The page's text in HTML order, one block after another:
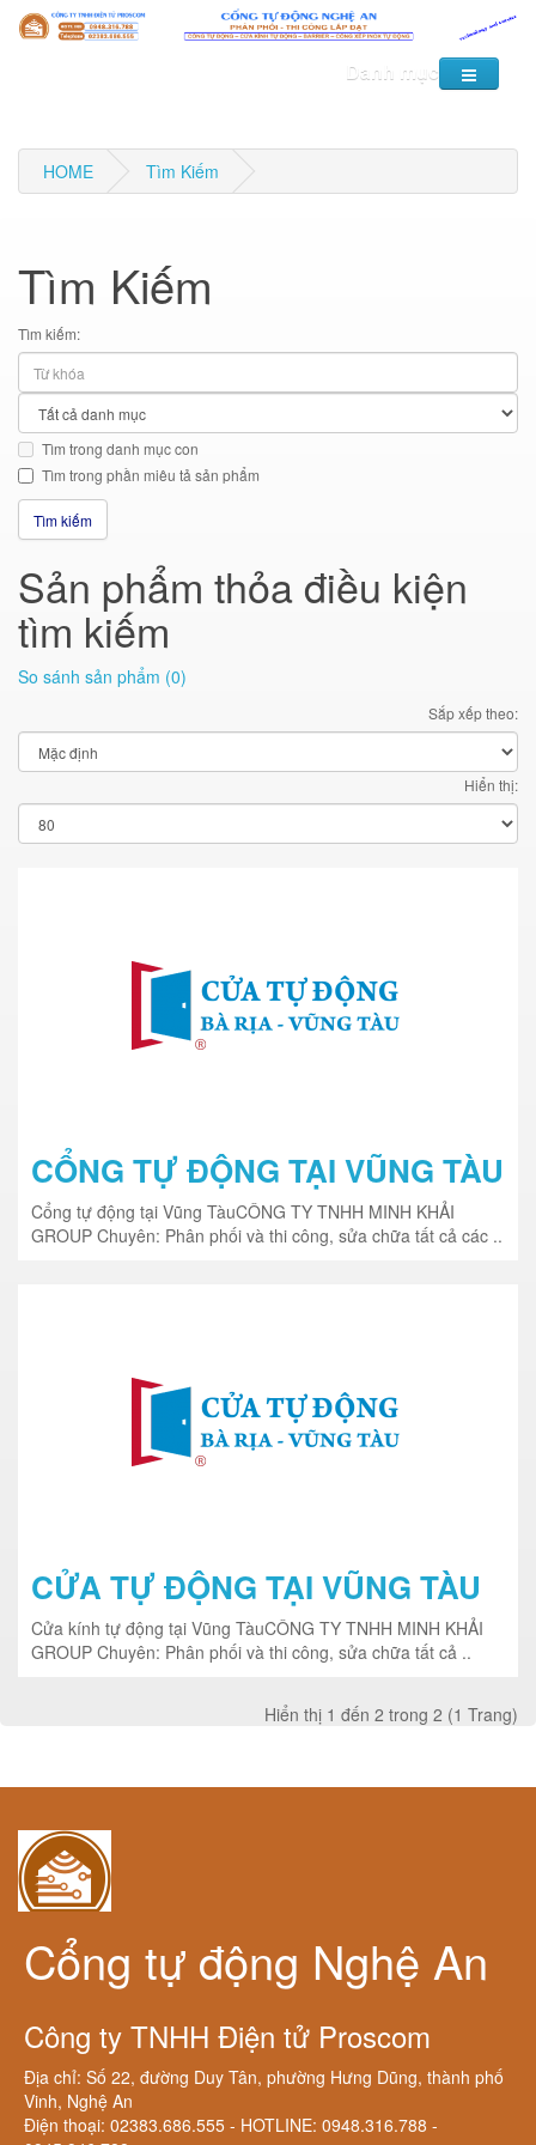
Danh mục
HOME Tìm Kiếm
Tìm Kiếm
Tìm kiếm:
Tìm trong danh mục con
Tìm trong phần miêu tả sản phẩm
Sản phẩm thỏa điều kiện
tìm kiếm
So sánh sản phẩm (0)
Sắp xếp theo:
Hiển thị:
CỔNG TỰ ĐỘNG TẠI VŨNG TÀU
Cổng tự động tại Vũng TàuCÔNG TY TNHH MINH KHẢI
GROUP Chuyên: Phân phối và thi công, sửa chữa tất cả các ..
CỬA TỰ ĐỘNG TẠI VŨNG TÀU
Cửa kính tự động tại Vũng TàuCÔNG TY TNHH MINH KHẢI
GROUP Chuyên: Phân phối và thi công, sửa chữa tất cả ..
Hiển thị 1 đến 2 trong 2 (1 Trang)
Cổng tự động Nghệ An
Công ty TNHH Điện tử Proscom
Địa chỉ: Số 22, đường Duy Tân, phường Hưng Dũng, thành phố
Vinh, Nghệ An
Điện thoại: 02383.686.555 - HOTLINE: 0948.316.788 -